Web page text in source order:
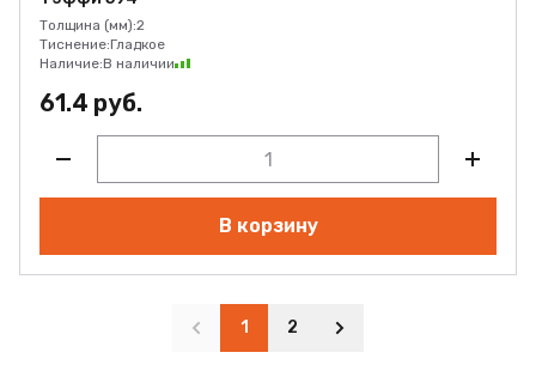
Толщина (мм):2
Тиснение:Гладкое
Наличие:В наличии
61.4 руб.
В корзину
1 2